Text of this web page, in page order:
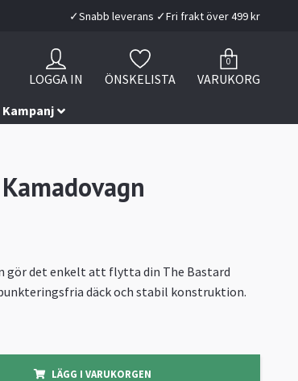
✓Snabb leverans ✓Fri frakt över 499 kr
LOGGA IN ÖNSKELISTA
0
VARUKORG
Kampanj
gör det enkelt att flytta din The Bastard
däck och stabil konstruktion.
LÄGG I VARUKORGEN